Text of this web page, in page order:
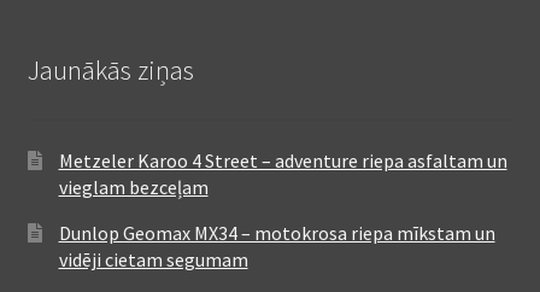
Jaunākās ziņas
Metzeler Karoo 4 Street – adventure riepa asfaltam un
vieglam bezceļam
Dunlop Geomax MX34 – motokrosa riepa mīkstam un
vidēji cietam segumam